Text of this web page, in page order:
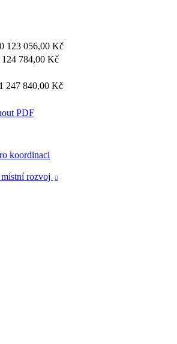
123 056,00 Kč
124 784,00 Kč
247 840,00 Kč
PDF
koordinaci
rozvoj
